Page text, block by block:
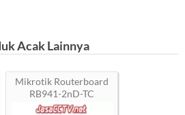
Acak Lainnya
Mikrotik Routerboard
RB941-2nD-TC